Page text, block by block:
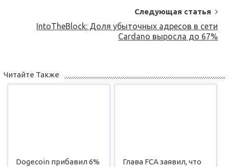
Следующая статья
IntoTheBlock: Доля убыточных адресов в сети
Cardano выросла до 67%
Читайте Также
Dogecoin прибавил 6%
Глава FCA заявил, что